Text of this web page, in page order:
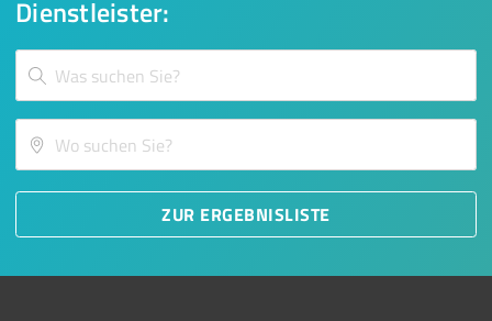
Dienstleister:
ZUR ERGEBNISLISTE